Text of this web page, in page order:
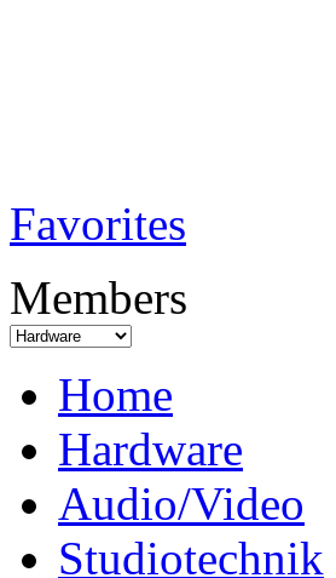
Favorites
Members
Home
Hardware
Audio/Video
Studiotechnik